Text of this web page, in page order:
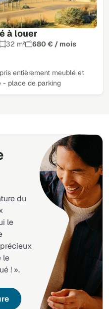
à louer
32 m²
680 € / mois
entièrement meublé et
- place de parking
du
le
le
! ».